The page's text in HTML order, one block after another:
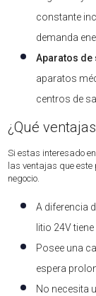
constante
demanda
Aparatos de
aparatos
centros de
¿Qué
Si estas interesado
las ventajas que este
negocio.
A diferencia
litio 24V
Posee una
espera
No necesita